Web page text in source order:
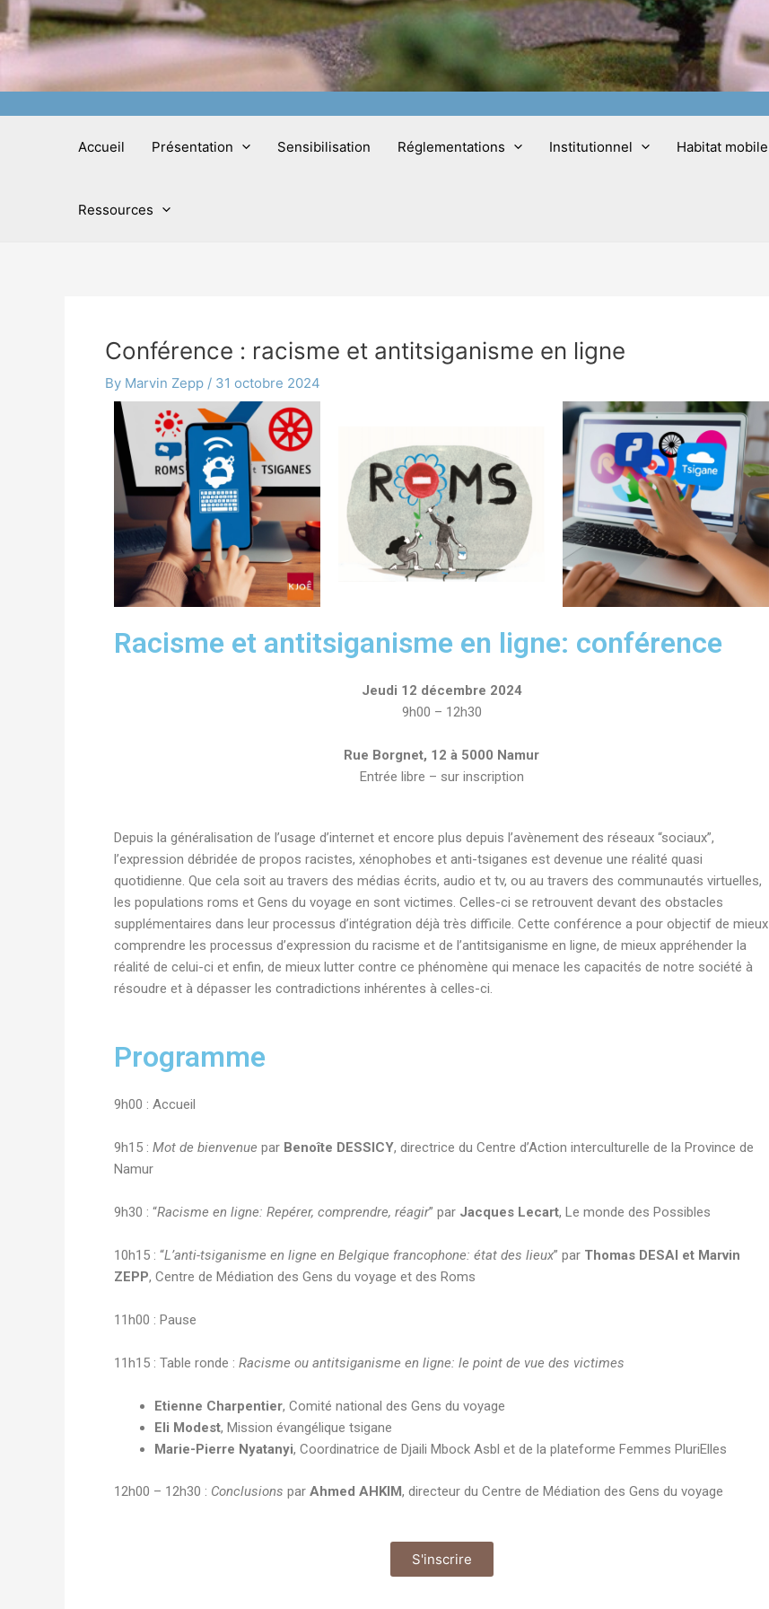
Accueil Présentation Sensibilisation Réglementations Institutionnel Habitat mobile
Ressources
Conférence : racisme et antitsiganisme en ligne
By Marvin Zepp / 31 octobre 2024
Racisme et antitsiganisme en ligne: conférence
Jeudi 12 décembre 2024
9h00 – 12h30
Rue Borgnet, 12 à 5000 Namur
Entrée libre – sur inscription
Depuis la généralisation de l’usage d’internet et encore plus depuis l’avènement des réseaux “sociaux”,
l’expression débridée de propos racistes, xénophobes et anti-tsiganes est devenue une réalité quasi
quotidienne. Que cela soit au travers des médias écrits, audio et tv, ou au travers des communautés virtuelles,
les populations roms et Gens du voyage en sont victimes. Celles-ci se retrouvent devant des obstacles
supplémentaires dans leur processus d’intégration déjà très difficile. Cette conférence a pour objectif de mieux
comprendre les processus d’expression du racisme et de l’antitsiganisme en ligne, de mieux appréhender la
réalité de celui-ci et enfin, de mieux lutter contre ce phénomène qui menace les capacités de notre société à
résoudre et à dépasser les contradictions inhérentes à celles-ci.
Programme
9h00 : Accueil
9h15 : Mot de bienvenue par Benoîte DESSICY, directrice du Centre d’Action interculturelle de la Province de
Namur
9h30 : “Racisme en ligne: Repérer, comprendre, réagir” par Jacques Lecart, Le monde des Possibles
10h15 : “L’anti-tsiganisme en ligne en Belgique francophone: état des lieux” par Thomas DESAI et Marvin
ZEPP, Centre de Médiation des Gens du voyage et des Roms
11h00 : Pause
11h15 : Table ronde : Racisme ou antitsiganisme en ligne: le point de vue des victimes
Etienne Charpentier, Comité national des Gens du voyage
Eli Modest, Mission évangélique tsigane
Marie-Pierre Nyatanyi, Coordinatrice de Djaili Mbock Asbl et de la plateforme Femmes PluriElles
12h00 – 12h30 : Conclusions par Ahmed AHKIM, directeur du Centre de Médiation des Gens du voyage
S'inscrire